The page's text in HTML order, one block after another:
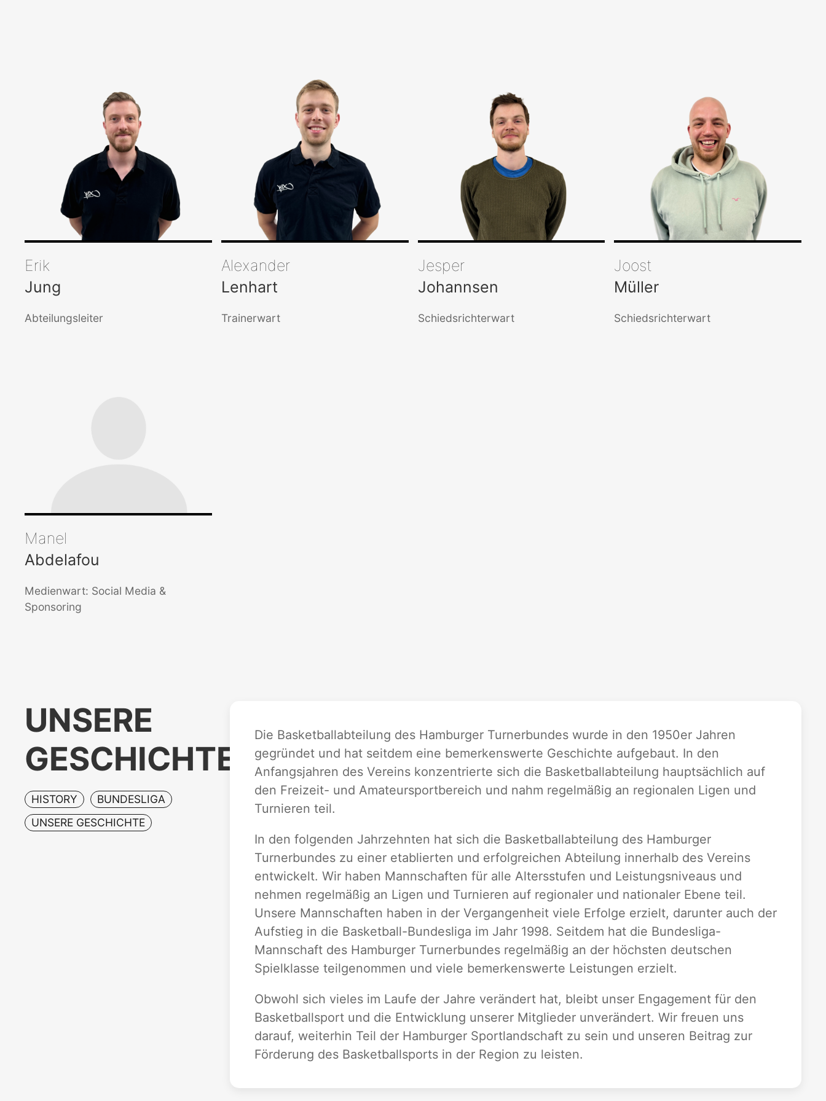
Erik
Jung
Abteilungsleiter
Alexander
Lenhart
Trainerwart
Jesper
Johannsen
Schiedsrichterwart
Joost
Müller
Schiedsrichterwart
Manel
Abdelafou
Medienwart: Social Media &
Sponsoring
UNSERE
GESCHICHTE
HISTORY
BUNDESLIGA
UNSERE GESCHICHTE
Die Basketballabteilung des Hamburger Turnerbundes wurde in den 1950er Jahren
gegründet und hat seitdem eine bemerkenswerte Geschichte aufgebaut. In den
Anfangsjahren des Vereins konzentrierte sich die Basketballabteilung hauptsächlich auf
den Freizeit- und Amateursportbereich und nahm regelmäßig an regionalen Ligen und
Turnieren teil.
In den folgenden Jahrzehnten hat sich die Basketballabteilung des Hamburger
Turnerbundes zu einer etablierten und erfolgreichen Abteilung innerhalb des Vereins
entwickelt. Wir haben Mannschaften für alle Altersstufen und Leistungsniveaus und
nehmen regelmäßig an Ligen und Turnieren auf regionaler und nationaler Ebene teil.
Unsere Mannschaften haben in der Vergangenheit viele Erfolge erzielt, darunter auch der
Aufstieg in die Basketball-Bundesliga im Jahr 1998. Seitdem hat die Bundesliga-
Mannschaft des Hamburger Turnerbundes regelmäßig an der höchsten deutschen
Spielklasse teilgenommen und viele bemerkenswerte Leistungen erzielt.
Obwohl sich vieles im Laufe der Jahre verändert hat, bleibt unser Engagement für den
Basketballsport und die Entwicklung unserer Mitglieder unverändert. Wir freuen uns
darauf, weiterhin Teil der Hamburger Sportlandschaft zu sein und unseren Beitrag zur
Förderung des Basketballsports in der Region zu leisten.